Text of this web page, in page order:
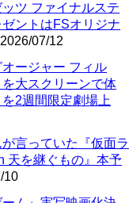
ッツ ファイナルステ
ントはFSオリジナ
2026/07/12
オージャー フィル
大スクリーンで体
2週間限定劇場上
言っていた『仮面ラ
天を継ぐもの』本予
10